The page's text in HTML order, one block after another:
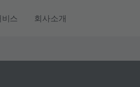
스 회사소개